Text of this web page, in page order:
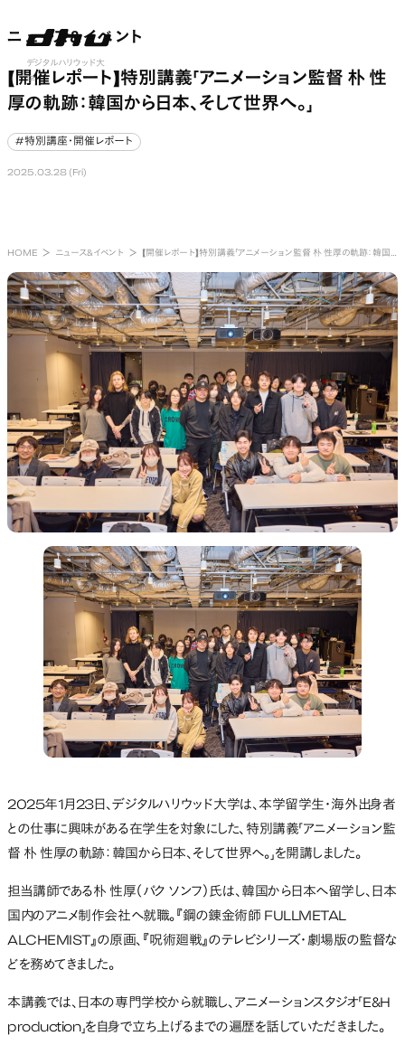
デジタルハリウッド大
学
open
ニュース&イベント
【開催レポート】特別講義「アニメーション監督 朴 性
厚の軌跡：韓国から日本、そして世界へ。」
#特別講座・開催レポート
2025.03.28 (Fri)
HOME ニュース&イベント 【開催レポート】特別講義「アニメーション監督 朴 性厚の軌跡：韓国から日本、そして世界へ。」
2025年1月23日、デジタルハリウッド大学は、本学留学生・海外出身者
との仕事に興味がある在学生を対象にした、特別講義「アニメーション監
督 朴 性厚の軌跡：韓国から日本、そして世界へ。」を開講しました。
担当講師である朴 性厚（パク ソンフ）氏は、韓国から日本へ留学し、日本
国内のアニメ制作会社へ就職。『鋼の錬金術師 FULLMETAL
ALCHEMIST』の原画、『呪術廻戦』のテレビシリーズ・劇場版の監督な
どを務めてきました。
本講義では、日本の専門学校から就職し、アニメーションスタジオ「E&H
production」を自身で立ち上げるまでの遍歴を話していただきました。